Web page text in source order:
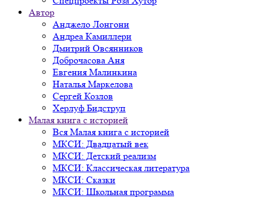
Автор
Анджело Лонгони
Андреа Камиллери
Дмитрий Овсянников
Доброчасова Аня
Евгения Малинкина
Наталья Маркелова
Сергей Козлов
Херлуф Бидструп
Малая книга с историей
Вся Малая книга с историей
МКСИ: Двадцатый век
МКСИ: Детский реализм
МКСИ: Классическая литература
МКСИ: Сказки
МКСИ: Школьная программа